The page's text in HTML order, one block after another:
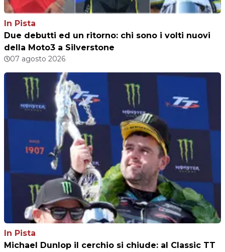
In Pista
Due debutti ed un ritorno: chi sono i volti nuovi
della Moto3 a Silverstone
07 agosto 2026
In Pista
Michael Dunlop il cerchio si chiude: al Classic TT